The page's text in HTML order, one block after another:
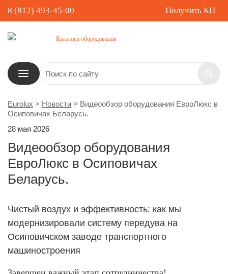
8 (812) 493-45-00 Получить КП
Каталоги оборудования
Eurolux > Новости > Видеообзор оборудования ЕвроЛюкс в
Осиповичах Беларусь.
28 мая 2026
Видеообзор оборудования
ЕвроЛюкс в Осиповичах
Беларусь.
Чистый воздух и эффективность: как мы
модернизировали систему передува на
Осиповичском заводе транспортного
машиностроения